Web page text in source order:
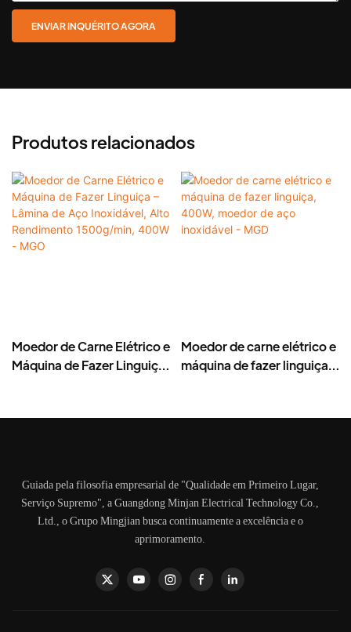
ENVIAR INQUÉRITO AGORA
Produtos relacionados
Moedor de Carne Elétrico e
Máquina de Fazer Linguiça
Rendimento 1500g/min,
Moedor de carne elétrico e
máquina de fazer linguiça,
Guiada pela filosofia empresarial de "Qualidade em Primeiro Lugar,
Serviço Supremo", a Guangdong Minjan Electrical Technology Co.,
Ltd., o Grupo Mingjian busca continuamente a excelência e o
aprimoramento.